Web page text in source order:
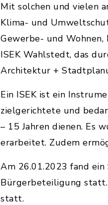
Mit solchen und vielen
Klima- und
Gewerbe- und
ISEK Wahlstedt, das
Architektur +
Ein ISEK ist ein
zielgerichtete und
– 15 Jahren dienen. Es
erarbeitet. Zudem
Am 26.01.2023 fand
Bürgerbeteiligung statt.
statt.